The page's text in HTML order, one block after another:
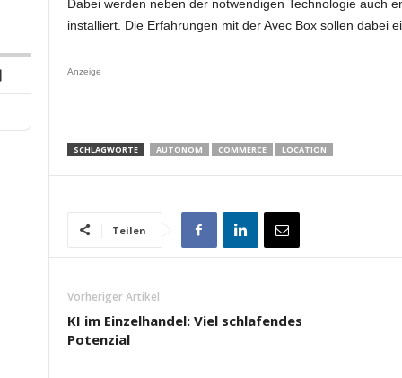
Dabei werden neben der notwendigen Technologie auch
installiert. Die Erfahrungen mit der Avec Box sollen dabei
Anzeige
SCHLAGWORTE AUTONOM COMMERCE LOCATION
Teilen
Vorheriger Artikel
KI im Einzelhandel: Viel schlafendes
Potenzial